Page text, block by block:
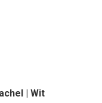
| Wit